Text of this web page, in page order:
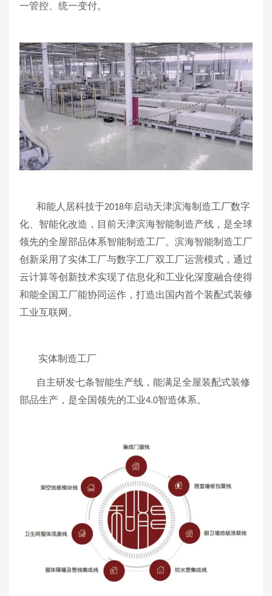
一管控、统一变付。
和能人居科技于2018年启动天津滨海制造工厂数字
化、智能化改造，目前天津滨海智能制造产线，是全球
领先的全屋部品体系智能制造工厂。滨海智能制造工厂
创新采用了实体工厂与数字工厂双工厂运营模式，通过
云计算等创新技术实现了信息化和工业化深度融合使得
和能全国工厂能协同运作，打造出国内首个装配式装修
工业互联网。
实体制造工厂
自主研发七条智能生产线，能满足全屋装配式装修
部品生产，是全国领先的工业4.0智造体系。